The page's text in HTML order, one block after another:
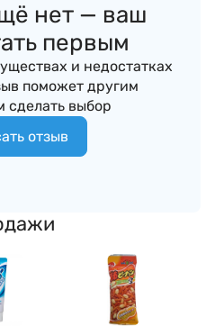
нет — ваш
первым
и недостатках
поможет другим
сделать выбор
отзыв